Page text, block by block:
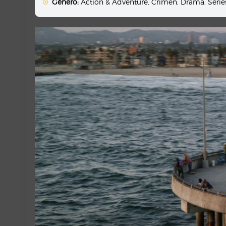
Género: Action & Adventure ,Crimen Drama ,